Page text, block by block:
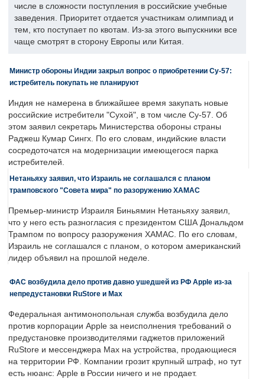
числе в сложности поступления в российские учебные
заведения. Приоритет отдается участникам олимпиад и
тем, кто поступает по квотам. Из-за этого выпускники все
чаще смотрят в сторону Европы или Китая.
Министр обороны Индии закрыл вопрос о приобретении Су-57:
истребитель покупать не планируют
Индия не намерена в ближайшее время закупать новые
российские истребители "Сухой", в том числе Су-57. Об
этом заявил секретарь Министерства обороны страны
Раджеш Кумар Сингх. По его словам, индийские власти
сосредоточатся на модернизации имеющегося парка
истребителей.
Нетаньяху заявил, что Израиль не соглашался с планом
трамповского "Совета мира" по разоружению ХАМАС
Премьер-министр Израиля Биньямин Нетаньяху заявил,
что у него есть разногласия с президентом США Дональдом
Трампом по вопросу разоружения ХАМАС. По его словам,
Израиль не соглашался с планом, о котором американский
лидер объявил на прошлой неделе.
ФАС возбудила дело против давно ушедшей из РФ Apple из-за
непредустановки RuStore и Max
Федеральная антимонопольная служба возбудила дело
против корпорации Apple за неисполнения требований о
предустановке производителями гаджетов приложений
RuStore и мессенджера Max на устройства, продающиеся
на территории РФ. Компании грозит крупный штраф, но тут
есть нюанс: Apple в России ничего и не продает.